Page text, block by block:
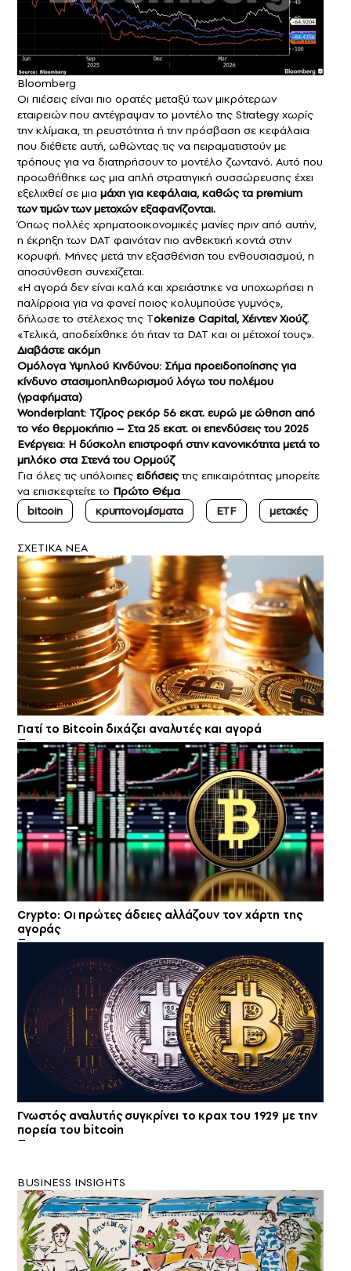
Bloomberg
Οι πιέσεις είναι πιο ορατές μεταξύ των μικρότερων
εταιρειών που αντέγραψαν το μοντέλο της Strategy χωρίς
την κλίμακα, τη ρευστότητα ή την πρόσβαση σε κεφάλαια
που διέθετε αυτή, ωθώντας τις να πειραματιστούν με
τρόπους για να διατηρήσουν το μοντέλο ζωντανό. Αυτό που
προωθήθηκε ως μια απλή στρατηγική συσσώρευσης έχει
εξελιχθεί σε μια μάχη για κεφάλαια, καθώς τα premium
των τιμών τωνμετοχώνεξαφανίζονται.
Όπως πολλές χρηματοοικονομικές μανίες πριν από αυτήν,
η έκρηξη των DAT φαινόταν πιο ανθεκτική κοντά στην
κορυφή. Μήνες μετά την εξασθένιση του ενθουσιασμού, η
αποσύνθεση συνεχίζεται.
«Η αγορά δεν είναι καλά και χρειάστηκε να υποχωρήσει η
παλίρροια για να φανεί ποιος κολυμπούσε γυμνός»,
δήλωσε το στέλεχος της Tokenize Capital, Χέιντεν Χιούζ.
«Τελικά, αποδείχθηκε ότι ήταν τα DAT και οι μέτοχοί τους».
Διαβάστε ακόμη
Ομόλογα Υψηλού Κινδύνου: Σήμα προειδοποίησης για
κίνδυνο στασιμοπληθωρισμού λόγω του πολέμου
(γραφήματα)
Wonderplant: Τζίρος ρεκόρ 56 εκατ. ευρώ με ώθηση από
το νέο θερμοκήπιο – Στα 25 εκατ. οι επενδύσεις του 2025
Ενέργεια: Η δύσκολη επιστροφή στην κανονικότητα μετά το
μπλόκο στα Στενά του Ορμούζ
Για όλες τις υπόλοιπες ειδήσειςτης επικαιρότητας μπορείτε
να επισκεφτείτε το Πρώτο Θέμα
bitcoin
κρυπτονομίσματα ETF μετοχές
ΣXETIKA NEA
Γιατί το Bitcoin διχάζει αναλυτές και αγορά
Crypto: Οι πρώτες άδειες αλλάζουν τον χάρτη της
αγοράς
Γνωστός αναλυτής συγκρίνει το κραχ του 1929 με την
πορεία του bitcoin
BUSINESS INSIGHTS